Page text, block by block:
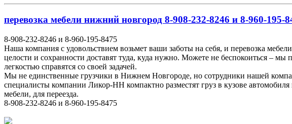
перевозка мебели нижний новгород 8-908-232-8246 и 8-960-195-
8-908-232-8246 и 8-960-195-8475
Наша компания с удовольствием возьмет ваши заботы на себя, и перевозка
целости и сохранности доставят туда, куда нужно. Можете не беспокоиться –
легкостью справятся со своей задачей.
Мы не единственные грузчики в Нижнем Новгороде, но сотрудники нашей
специалисты компании Ликор-НН компактно разместят груз в кузове
мебели, для переезда.
8-908-232-8246 и 8-960-195-8475